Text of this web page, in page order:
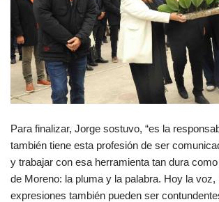
Para finalizar, Jorge sostuvo, “es la
también tiene esta profesión de ser
y trabajar con esa herramienta tan dura
de Moreno: la pluma y la palabra. Hoy la voz,
expresiones también pueden ser